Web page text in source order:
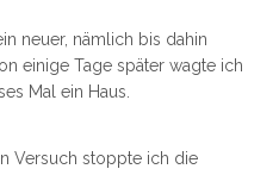
neuer, nämlich bis dahin
einige Tage später wagte ich
Mal ein Haus.
Versuch stoppte ich die